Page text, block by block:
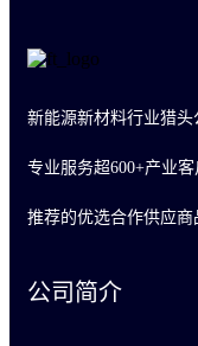
新能源新材料行业猎
专业服务超600+产业
推荐的优选合作供应商
公司简介